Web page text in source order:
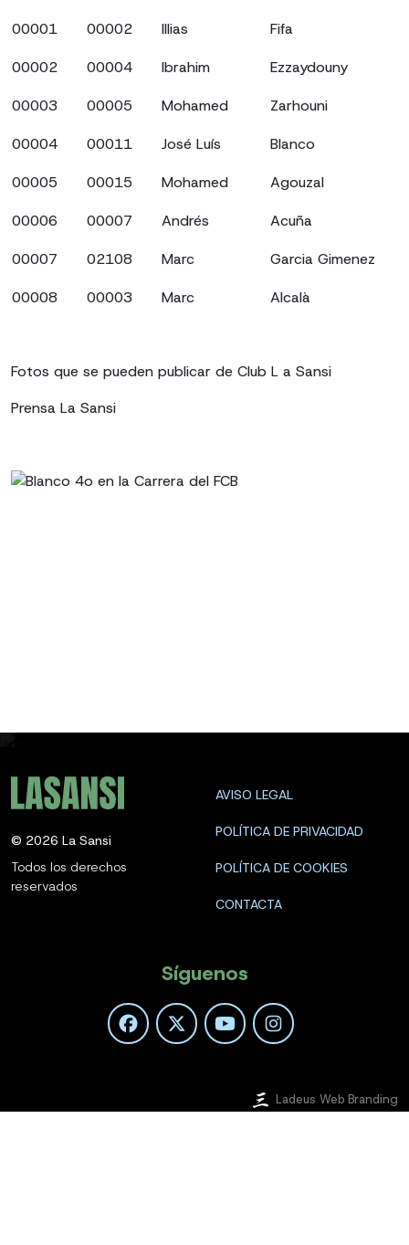
00001 00002 Illias
Fifa
00002
00004 Ibrahim
Ezzaydouny
00003
00005 Mohamed
Zarhouni
00004
00011 José Luís
Blanco
00005
00015 Mohamed
Agouzal
00006
00007 Andrés
Acuña
00007
02108 Marc
Garcia Gimenez
00008
00003 Marc Alcalà
Fotos que se pueden publicar de Club L a Sansi
Prensa La Sansi
© 2026 La Sansi
Todos los derechos
reservados
AVISO LEGAL
POLÍTICA DE PRIVACIDAD
POLÍTICA DE COOKIES
CONTACTA
Síguenos
Ladeus Web Branding